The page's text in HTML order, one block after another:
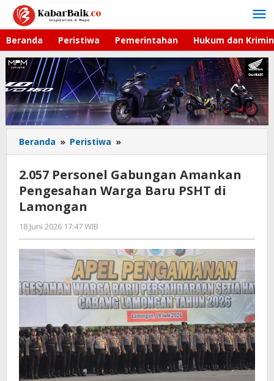
Lewati
konten
Beranda Peristiwa Pemerintahan Hukum dan
Beranda » Peristiwa »
Personel
Gabungan
Amankan
Pengesahan
Lamongan
2.057 Personel Gabungan Amankan
Pengesahan Warga Baru PSHT di
Lamongan
18 Juni 2026 17:47 WIB
Andika
DP